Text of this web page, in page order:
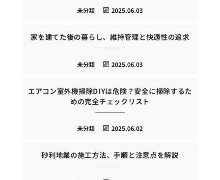
2025.06.03
未分類
家を建てた後の暮らし、維持管理と快適性の追求
2025.06.03
未分類
エアコン室外機掃除DIYは危険？安全に掃除するた
めの完全チェックリスト
2025.06.02
未分類
砂利地業の施工方法、手順と注意点を解説